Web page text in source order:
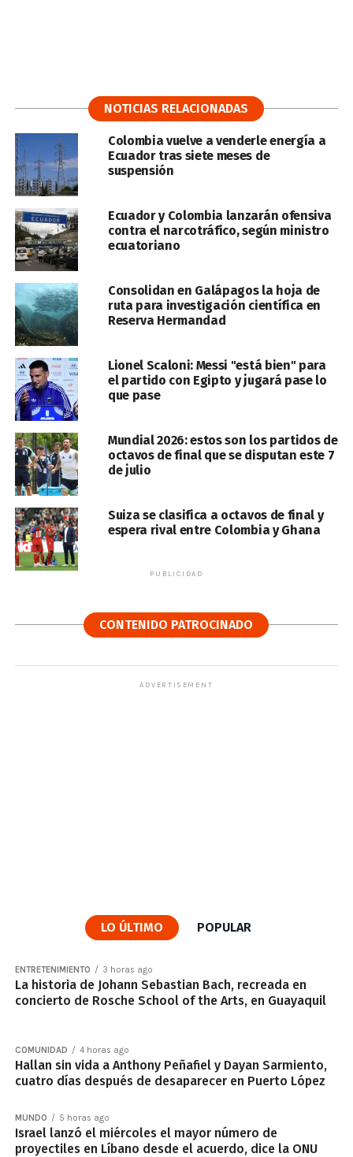
NOTICIAS RELACIONADAS
Colombia vuelve a venderle energía a
Ecuador tras siete meses de
suspensión
Ecuador y Colombia lanzarán ofensiva
contra el narcotráfico, según ministro
ecuatoriano
Consolidan en Galápagos la hoja de
ruta para investigación científica en
Reserva Hermandad
Lionel Scaloni: Messi "está bien" para
el partido con Egipto y jugará pase lo
que pase
Mundial 2026: estos son los partidos de
octavos de final que se disputan este 7
de julio
Suiza se clasifica a octavos de final y
espera rival entre Colombia y Ghana
PUBLICIDAD
CONTENIDO PATROCINADO
ADVERTISEMENT
LO ÚLTIMO POPULAR
ENTRETENIMIENTO 3 horas ago
La historia de Johann Sebastian Bach, recreada en
concierto de Rosche School of the Arts, en Guayaquil
COMUNIDAD 4 horas ago
Hallan sin vida a Anthony Peñafiel y Dayan Sarmiento,
cuatro días después de desaparecer en Puerto López
MUNDO 5 horas ago
Israel lanzó el miércoles el mayor número de
proyectiles en Líbano desde el acuerdo, dice la ONU